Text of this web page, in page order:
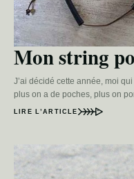
Mon string
J’ai décidé cette année, moi
plus on a de poches, plus on
LIRE L’ARTICLE